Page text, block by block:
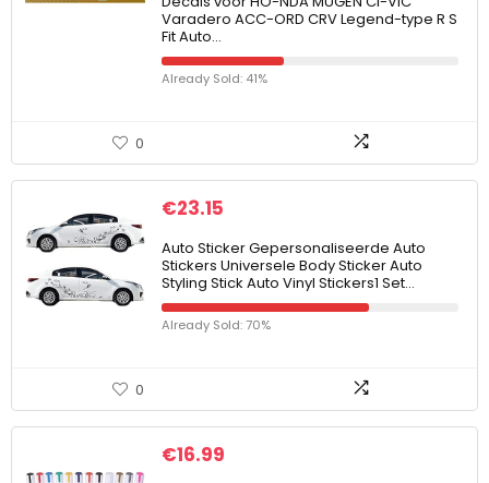
Varadero ACC-ORD CRV Legend-type R S
Fit Auto…
Already Sold: 41%
0
€23.15
Auto Sticker Gepersonaliseerde Auto
Stickers Universele Body Sticker Auto
Styling Stick Auto Vinyl Stickers1 Set…
Already Sold: 70%
0
€16.99